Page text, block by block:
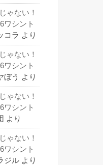
ゃない！
ワシント
コラ より
ゃない！
ワシント
ぼう より
ゃない！
ワシント
より
ゃない！
ワシント
ジル より